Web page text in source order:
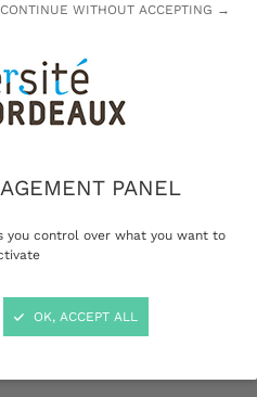
PANEL
you control over what you want to
CONTINUE WITHOUT ACCEPTING →
OK, ACCEPT ALL
campus Peixotto © Caryan